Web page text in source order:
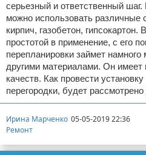
серьезный и ответственный шаг.
можно использовать различные
кирпич, газобетон, гипсокартон.
простотой в применение, с его
перепланировки займет
другими материалами. Он
качеств. Как провести установку
перегородки, будет
Ирина Марченко 05-05-2019 22:36
Ремонт